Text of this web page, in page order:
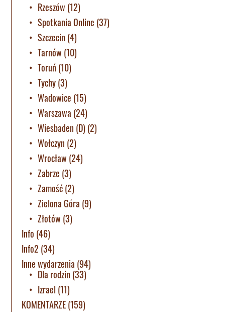
Rzeszów (12)
Spotkania Online (37)
Szczecin (4)
Tarnów (10)
Toruń (10)
Tychy(3)
Wadowice (15)
Warszawa (24)
Wiesbaden (D) (2)
Wołczyn (2)
Wrocław (24)
Zabrze (3)
Zamość(2)
Zielona Góra (9)
Złotów (3)
Info (46)
Info2 (34)
Inne wydarzenia (94)
Dla rodzin (33)
Izrael (11)
KOMENTARZE(159)